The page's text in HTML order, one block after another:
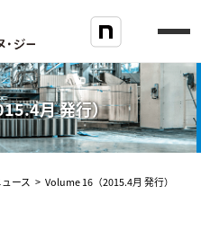
月 発行）
ース > Volume 16（2015.4月 発行）